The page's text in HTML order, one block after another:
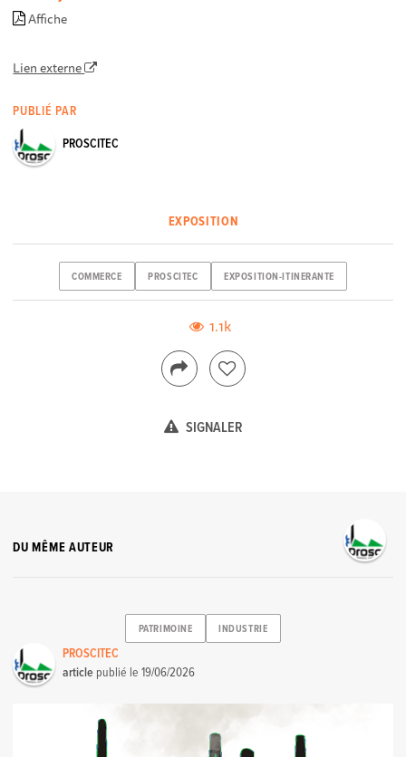
Affiche
Lien externe
PUBLIÉ PAR
PROSCITEC
EXPOSITION
COMMERCE PROSCITEC EXPOSITION-ITINERANTE
1.1k
SIGNALER
DU MÊME AUTEUR
PATRIMOINE INDUSTRIE
PROSCITEC
article publié le19/06/2026